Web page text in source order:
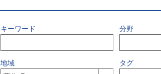
キーワード 分野
地域 タグ